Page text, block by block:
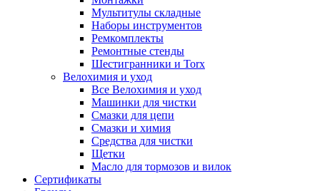
Мультитулы складные
Наборы инструментов
Ремкомплекты
Ремонтные стенды
Шестигранники и Torx
Велохимия и уход
Все Велохимия и уход
Машинки для чистки
Смазки для цепи
Смазки и химия
Средства для чистки
Щетки
Масло для тормозов и вилок
Сертификаты